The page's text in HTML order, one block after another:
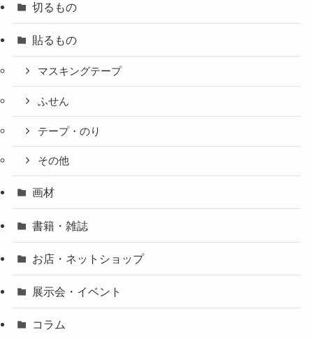
切るもの
貼るもの
マスキングテープ
ふせん
テープ・のり
その他
画材
書籍・雑誌
お店・ネットショップ
展示会・イベント
コラム